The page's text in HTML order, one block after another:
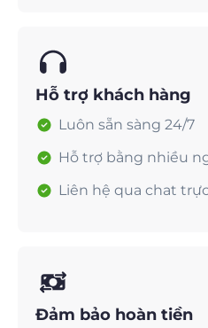
Hỗ trợ khách hàng
Luôn sẵn sàng 24/7
Hỗ trợ bằng nhiều
Liên hệ qua chat
Đảm bảo hoàn tiền